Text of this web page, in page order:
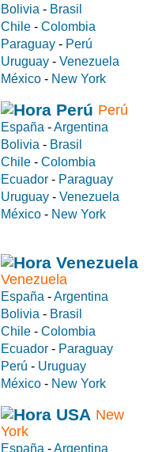
Bolivia - Brasil
Chile - Colombia
Paraguay - Perú
Uruguay - Venezuela
México - New York
Perú
España -Argentina
Bolivia - Brasil
Chile - Colombia
Ecuador - Paraguay
Uruguay - Venezuela
México - New York
Venezuela
España -Argentina
Bolivia - Brasil
Chile - Colombia
Ecuador - Paraguay
Perú - Uruguay
México - New York
New
York
España -Argentina